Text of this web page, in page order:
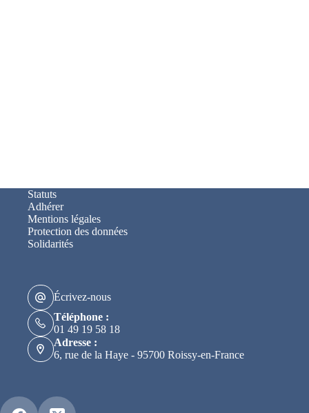
Statuts
Adhérer
Mentions légales
Protection des données
Solidarités
Écrivez-nous
Téléphone :
01 49 19 58 18
Adresse :
6, rue de la Haye - 95700 Roissy-en-France